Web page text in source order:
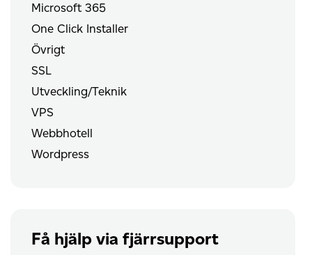
Microsoft 365
One Click Installer
Övrigt
SSL
Utveckling/Teknik
VPS
Webbhotell
Wordpress
Få hjälp via fjärrsupport